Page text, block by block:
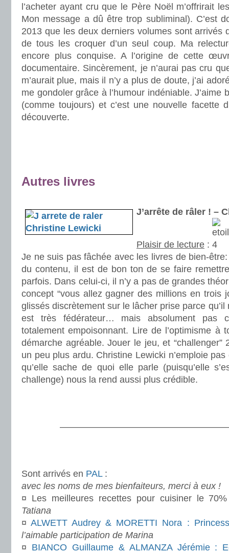
l’acheter ayant cru que le Père Noël m’offrirait
Mon message a dû être trop subliminal). C’est
2013 que les deux derniers volumes sont arrivés
de tous les croquer d’un seul coup. Ma
encore plus conquise. A l’origine de cette
documentaire. Sincèrement, je n’aurai pas cru
m’aurait plue, mais il n’y a plus de doute, j’ai
me gondoler grâce à l’humour indéniable. J’aime
(comme toujours) et c’est une nouvelle facette
découverte.
Autres livres
J’arrête de râler ! –
Plaisir de lecture :
Je ne suis pas fâchée avec les livres de bien-
du contenu, il est de bon ton de se faire
parfois. Dans celui-ci, il n’y a pas de grandes
concept “vous allez gagner des millions en trois
glissés discrètement sur le lâcher prise parce qu’il
est très fédérateur… mais absolument pas
totalement empoisonnant. Lire de l’optimisme à
démarche agréable. Jouer le jeu, et “challenger”
un peu plus ardu. Christine Lewicki n’emploie
qu’elle sache de quoi elle parle (puisqu’elle
challenge) nous la rend aussi plus crédible.
Sont arrivés en PAL:
avec les noms de mes bienfaiteurs, merci à eux !
¤ Les meilleures recettes pour cuisiner le
Tatiana
¤ALWETT Audrey & MORETTI Nora :
l’aimable participation de Marina
¤ BIANCO Guillaume & ALMANZA Jérémie :